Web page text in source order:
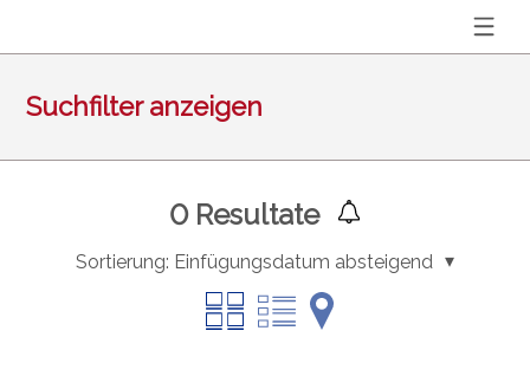
Suchfilter anzeigen
0Resultate
Sortierung: Einfügungsdatum absteigend